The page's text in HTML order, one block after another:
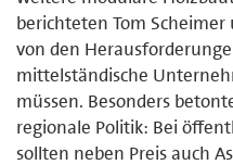
berichteten Tom
von den
mittelständische
müssen. Besonders
regionale Politik: Bei
sollten neben Preis auch